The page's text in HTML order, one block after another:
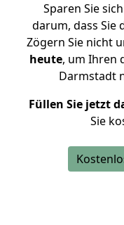
Sparen Sie
darum, dass Sie
Zögern Sie nicht
heute, um Ihren
Darmstadt
Füllen Sie jetzt
Sie